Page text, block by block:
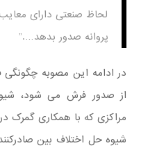
لحاظ صنعتی دارای معایب
پروانه صدور بدهد….”
در ادامه این مصوبه
از صدور فرش می شود،
مراکزی که با همکاری گمرک
شیوه حل اختلاف بین